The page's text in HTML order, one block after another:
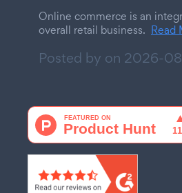
Online commerce is an
overall retail business. Read
Posted by on 2026-